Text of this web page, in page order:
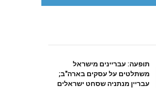
תופעה: עבריינים מישראל
משתלטים על עסקים בארה"ב;
עבריין מנתניה שסחט ישראלים